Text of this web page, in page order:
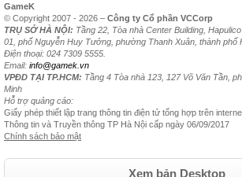
GameK
© Copyright 2007 - 2026 – Công ty Cổ phần VCCorp
TRỤ SỞ HÀ NỘI: Tầng 22, Tòa nhà Center Building,
01, phố Nguyễn Huy Tưởng, phường Thanh Xuân, thành phố
Điện thoại: 024 7309 5555.
Email: info@gamek.vn
VPĐD TẠI TP.HCM: Tầng 4 Tòa nhà 123, 127 Võ Văn Tần,
Minh
Hỗ trợ quảng cáo:
Giấy phép thiết lập trang thông tin điện tử tổng hợp trên
Thông tin và Truyền thông TP Hà Nội cấp ngày 06/09/2017
Chính sách bảo mật
Xem bản Desktop